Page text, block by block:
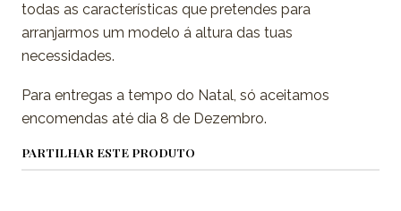
todas as características que pretendes para
arranjarmos um modelo á altura das tuas
necessidades.
Para entregas a tempo do Natal, só aceitamos
encomendas até dia 8 de Dezembro.
PARTILHAR ESTE PRODUTO